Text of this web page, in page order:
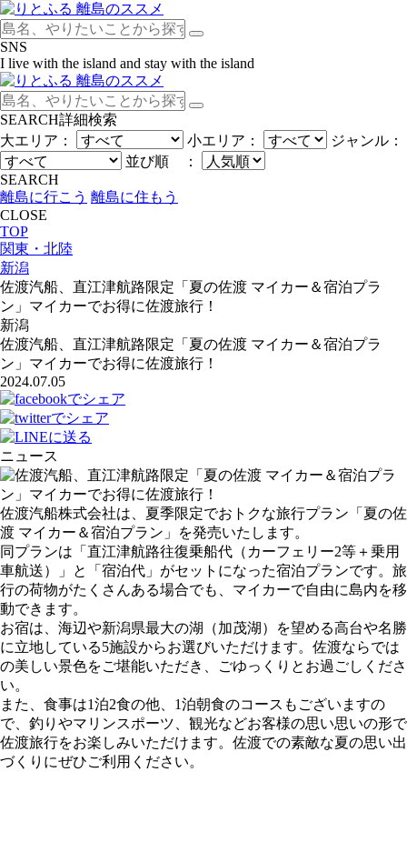
SNS
I live with the island and stay with the island
SEARCH詳細検索
大エリア：
小エリア：
ジャンル：
並び順 ：
SEARCH
離島に行こう 離島に住もう
CLOSE
TOP
関東・北陸
新潟
佐渡汽船、直江津航路限定「夏の佐渡 マイカー＆宿泊プラ
ン」マイカーでお得に佐渡旅行！
新潟
佐渡汽船、直江津航路限定「夏の佐渡 マイカー＆宿泊プラ
ン」マイカーでお得に佐渡旅行！
2024.07.05
ニュース
佐渡汽船株式会社は、夏季限定でおトクな旅行プラン「夏の佐
渡 マイカー＆宿泊プラン」を発売いたします。
同プランは「直江津航路往復乗船代（カーフェリー2等＋乗用
車航送）」と「宿泊代」がセットになった宿泊プランです。旅
行の荷物がたくさんある場合でも、マイカーで自由に島内を移
動できます。
お宿は、海辺や新潟県最大の湖（加茂湖）を望める高台や名勝
に立地している5施設からお選びいただけます。佐渡ならでは
の美しい景色をご堪能いただき、ごゆっくりとお過ごしくださ
い。
また、食事は1泊2食の他、1泊朝食のコースもございますの
で、釣りやマリンスポーツ、観光などお客様の思い思いの形で
佐渡旅行をお楽しみいただけます。佐渡での素敵な夏の思い出
づくりにぜひご利用ください。